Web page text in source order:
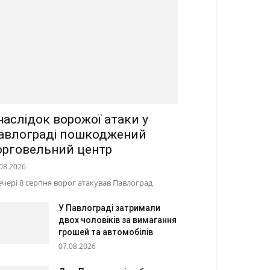
ворожої атаки у
пошкоджений
центр
8 серпня ворог атакував Павлоград
У Павлограді затримали
двох чоловіків за вимагання
грошей та автомобілів
07.08.2026